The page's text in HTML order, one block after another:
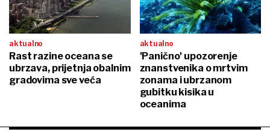
aktualno
Rast razine oceana se
ubrzava, prijetnja obalnim
gradovima sve veća
aktualno
'Panično' upozorenje
znanstvenika o mrtvim
zonama i ubrzanom
gubitku kisika u
oceanima